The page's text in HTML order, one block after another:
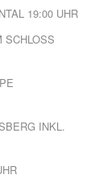
19:00 UHR
SCHLOSS
INKL.